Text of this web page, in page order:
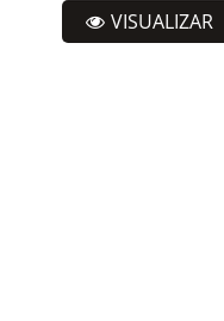
VISUALIZAR